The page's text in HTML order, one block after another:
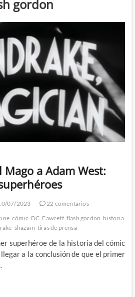
gordon
a Adam West:
07/2023
22 comentarios
cómic DC Fawcett flash gordon historia
shazam tiras de prensa
superhéroe de la historia del cómic
a la conclusión de que el primer